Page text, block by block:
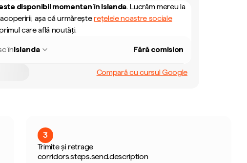
disponibil momentan în Islanda. Lucrăm mereu la
așa că urmăreșterețelele noastre sociale
care află noutăți.
înIslanda Fără comision
Compară cu cursul Google
3
Trimite și retrage
corridors.steps.send.description